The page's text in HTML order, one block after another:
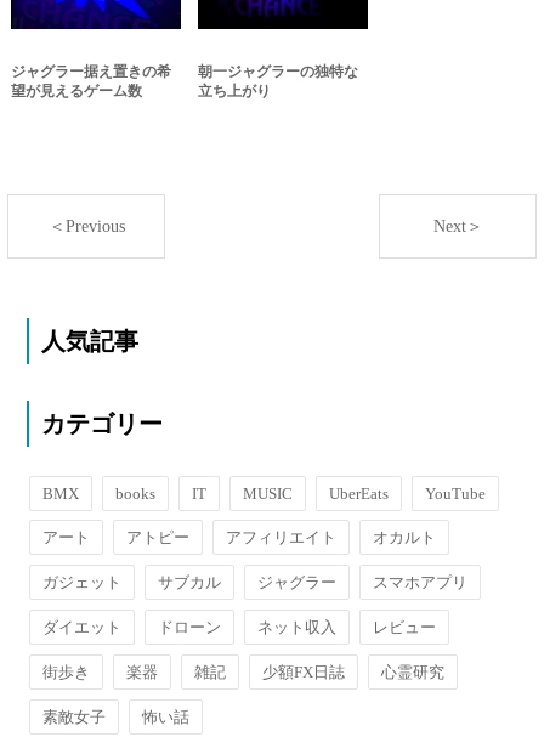
ジャグラー据え置きの希
望が見えるゲーム数
朝一ジャグラーの独特な
立ち上がり
＜Previous Next＞
人気記事
カテゴリー
BMX books IT MUSIC UberEats YouTube
アート アトピー アフィリエイト オカルト
ガジェット サブカル ジャグラー スマホアプリ
ダイエット ドローン ネット収入 レビュー
街歩き 楽器 雑記 少額FX日誌 心霊研究
素敵女子 怖い話